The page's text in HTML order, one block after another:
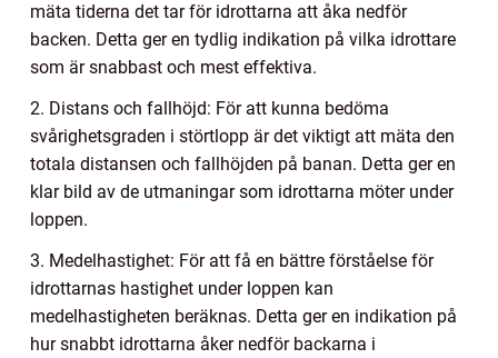
mäta tiderna det tar för idrottarna att åka nedför
backen. Detta ger en tydlig indikation på vilka idrottare
som är snabbast och mest effektiva.
2. Distans och fallhöjd: För att kunna bedöma
svårighetsgraden i störtlopp är det viktigt att mäta den
totala distansen och fallhöjden på banan. Detta ger en
klar bild av de utmaningar som idrottarna möter under
loppen.
3. Medelhastighet: För att få en bättre förståelse för
idrottarnas hastighet under loppen kan
medelhastigheten beräknas. Detta ger en indikation på
hur snabbt idrottarna åker nedför backarna i